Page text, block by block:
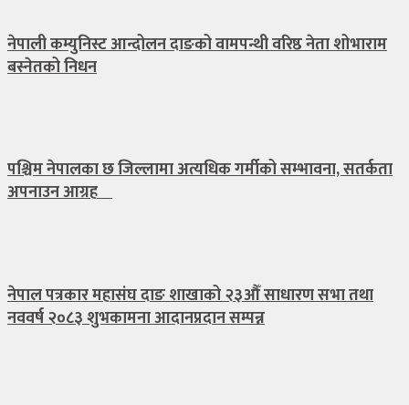
नेपाली कम्युनिस्ट आन्दोलन दाङको वामपन्थी वरिष्ठ नेता शोभाराम
बस्नेतको निधन
पश्चिम नेपालका छ जिल्लामा अत्यधिक गर्मीको सम्भावना, सतर्कता
अपनाउन आग्रह
नेपाल पत्रकार महासंघ दाङ शाखाको २३औँ साधारण सभा तथा
नववर्ष २०८३ शुभकामना आदानप्रदान सम्पन्न